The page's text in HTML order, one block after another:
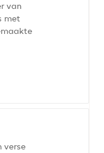
van
met
verse